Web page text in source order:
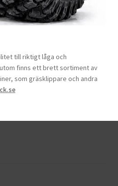
till riktigt låga och
finns ett brett sortiment av
som gräsklippare och andra